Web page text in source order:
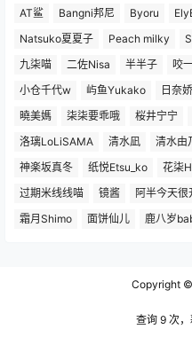
AT鲨 Bangni邦尼 Byoru
Natsuko夏夏子
Peach milky
九柒喵
二佐Nisa 半半子 咬
小仓千代w
屿鱼Yukako 日奈娇
曉美媽
柒柒要乖哦 桜井宁宁
洛璃LoLiSAMA
清水凪 清水由
神楽坂真冬
纸悦Etsu_ko 花柒
过期米线线喵
镜酱 阿半今天很
霜月Shimo
面饼仙儿 鹿八岁
Copyright
查询 9 次